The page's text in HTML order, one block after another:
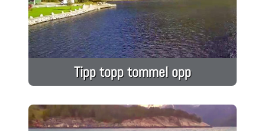
Tipp topp tommel opp